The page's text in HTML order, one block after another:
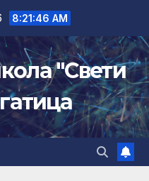
8:21:47 AM
"Свети